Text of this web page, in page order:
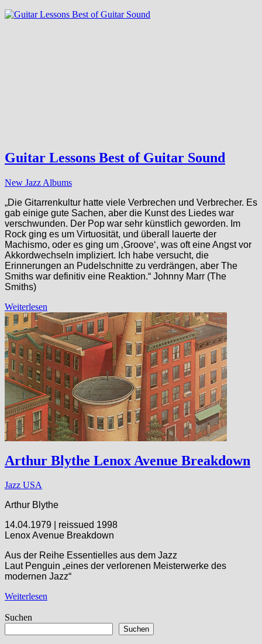
Guitar Lessons Best of Guitar Sound
New Jazz Albums
„Die Gitarrenkultur hatte viele Verbrechen und Verbrecher. Es
gab einige gute Sachen, aber die Kunst des Liedes war
verschwunden. Der Pop war sehr künstlich geworden. Im
Rock ging es um Virtuosität, und überall lauerte der
Machismo, oder es ging um ‚Groove‘, was oft eine Angst vor
Akkordwechseln impliziert. Ich habe versucht, die
Erinnerungen an Pudelschnitte zu verdrängen, aber The
Smiths war definitiv eine Reaktion.“ Johnny Marr (The
Smiths)
Weiterlesen
Arthur Blythe Lenox Avenue Breakdown
Jazz USA
Arthur Blythe
14.04.1979 | reissued 1998
Lenox Avenue Breakdown
Aus der Reihe Essentielles aus dem Jazz
Laut Penguin „eines der verlorenen Meisterwerke des
modernen Jazz“
Weiterlesen
Suchen
Suchen